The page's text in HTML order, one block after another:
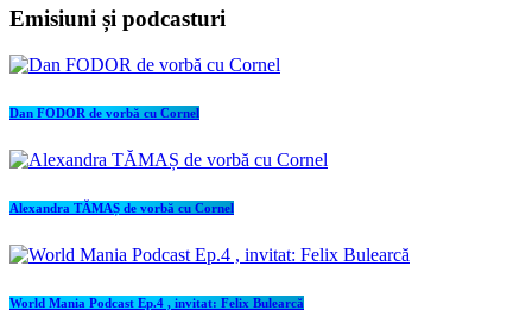
Emisiuni și podcasturi
Dan FODOR de vorbă cu Cornel
Alexandra TĂMAȘ de vorbă cu Cornel
World Mania Podcast Ep.4 , invitat: Felix Bulearcă